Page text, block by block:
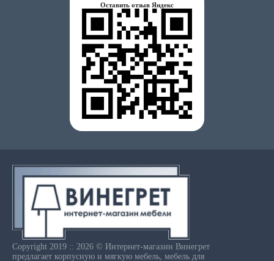
Оставить отзыв Яндекс
Copyright 2019 :: 2026 © Интернет-магазин Винегрет
предлагает корпусную и мягкую мебель, мебель для